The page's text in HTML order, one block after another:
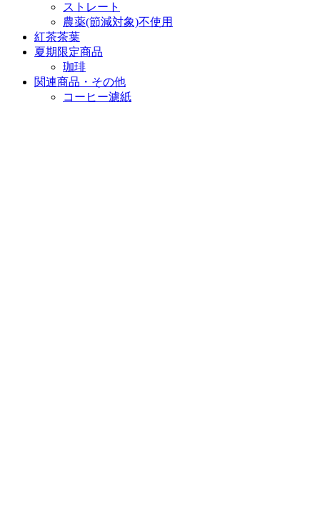
ストレート
農薬(節減対象)不使用
紅茶茶葉
夏期限定商品
珈琲
関連商品・その他
コーヒー濾紙